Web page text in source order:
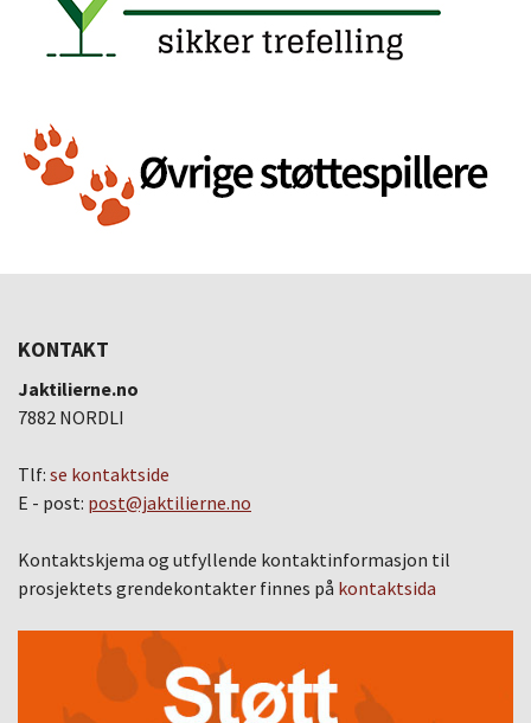
KONTAKT
Jaktilierne.no
7882 NORDLI
Tlf: se kontaktside
E - post: post@jaktilierne.no
Kontaktskjema og utfyllende kontaktinformasjon til
prosjektets grendekontakter finnes på kontaktsida